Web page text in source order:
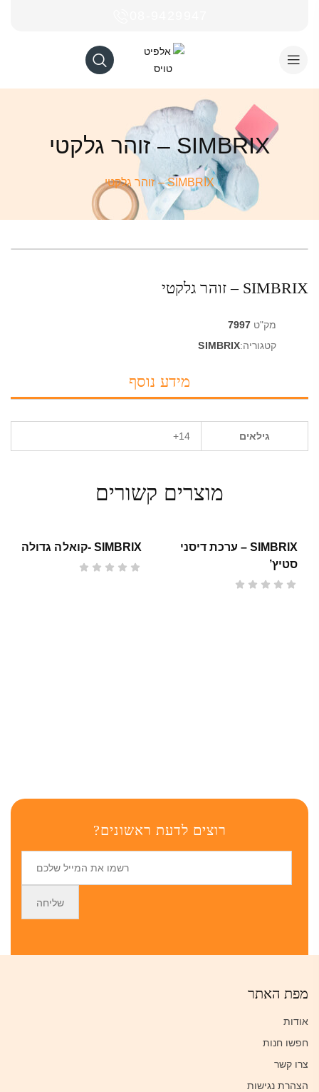
SIMBRIX – זוהר גלקטי
SIMBRIX – זוהר גלקטי
SIMBRIX – זוהר גלקטי
מק"ט 7997
קטגוריה:SIMBRIX
מידע נוסף
גילאים 14+
מוצרים קשורים
SIMBRIX – ערכת דיסני
סטיץ’
SIMBRIX -קואלה גדולה
רוצים לדעת ראשונים?
מפת האתר
אודות
חפשו חנות
צרו קשר
הצהרת נגישות